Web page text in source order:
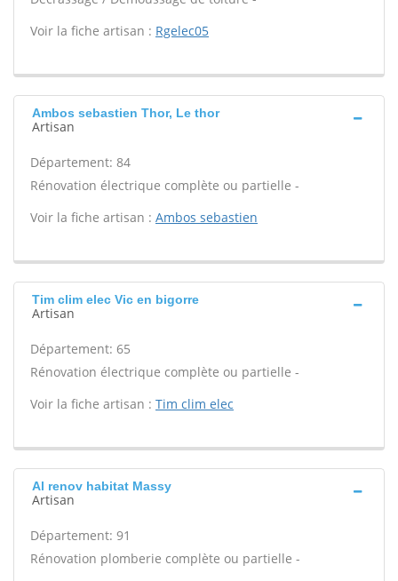
Voir la fiche artisan : Rgelec05
Ambos sebastien Thor, Le thor
Artisan
Département: 84
Rénovation électrique complète ou partielle -
Voir la fiche artisan : Ambos sebastien
Tim clim elec Vic en bigorre
Artisan
Département: 65
Rénovation électrique complète ou partielle -
Voir la fiche artisan : Tim clim elec
Al renov habitat Massy
Artisan
Département: 91
Rénovation plomberie complète ou partielle -